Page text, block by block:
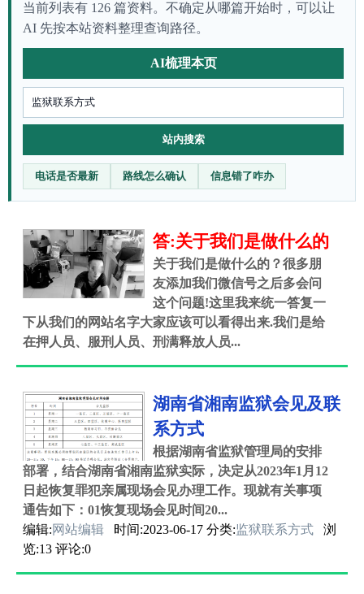
当前列表有 126 篇资料。不确定从哪篇开始时，可以让
AI 先按本站资料整理查询路径。
AI梳理本页
站内搜索
电话是否最新 路线怎么确认 信息错了咋办
答:关于我们是做什么的
关于我们是做什么的？很多朋
友添加我们微信号之后多会问
这个问题!这里我来统一答复一
下从我们的网站名字大家应该可以看得出来.我们是给
在押人员、服刑人员、刑满释放人员...
湖南省湘南监狱会见及联
系方式
根据湖南省监狱管理局的安排
部署，结合湖南省湘南监狱实际，决定从2023年1月12
日起恢复罪犯亲属现场会见办理工作。现就有关事项
通告如下：01恢复现场会见时间20...
编辑:网站编辑 时间:2023-06-17 分类:监狱联系方式
浏
览:13 评论:0